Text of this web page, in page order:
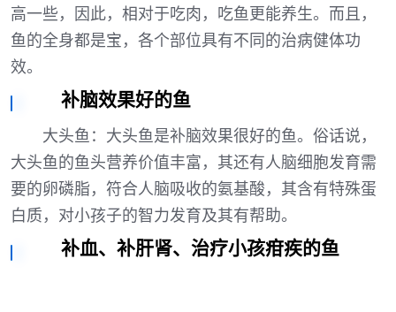
高一些，因此，相对于吃肉，吃鱼更能养生。而且，
鱼的全身都是宝，各个部位具有不同的治病健体功
效。
补脑效果好的鱼
大头鱼：大头鱼是补脑效果很好的鱼。俗话说，
大头鱼的鱼头营养价值丰富，其还有人脑细胞发育需
要的卵磷脂，符合人脑吸收的氨基酸，其含有特殊蛋
白质，对小孩子的智力发育及其有帮助。
补血、补肝肾、治疗小孩疳疾的鱼